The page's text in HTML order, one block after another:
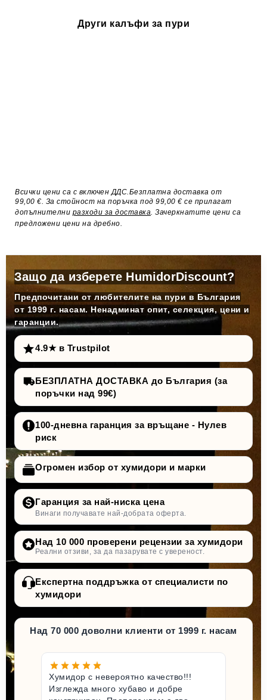
Други калъфи за пури
Всички цени са с включен ДДС.Безплатна доставка от
99,00 €. За стойност на поръчка под 99,00 € се прилагат
допълнителни разходи за доставка . Зачеркнатите цени са
предложени цени на дребно.
Защо да изберете HumidorDiscount?
Предпочитани от любителите на пури в България
от 1999 г. насам. Ненадминат опит, селекция, цени и
гаранции.
4.9★ в Trustpilot
БЕЗПЛАТНА ДОСТАВКА до България (за
поръчки над 99€)
100-дневна гаранция за връщане - Нулев
риск
Огромен избор от хумидори и марки
Гаранция за най-ниска цена
Винаги получавате най-добрата оферта.
Над 10 000 проверени рецензии за хумидори
Реални отзиви, за да пазарувате с увереност.
Експертна поддръжка от специалисти по
хумидори
Над 70 000 доволни клиенти от 1999 г. насам
Хумидор с невероятно качество!!!
Изглежда много хубаво и добре